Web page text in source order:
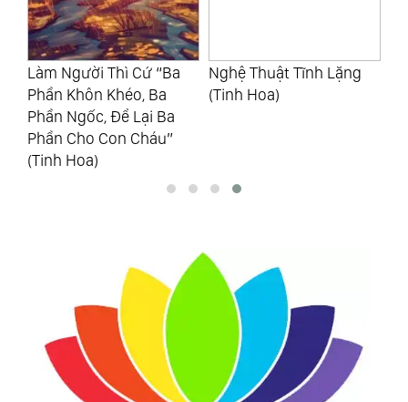
Làm Người Thì Cứ “Ba
Phần Khôn Khéo, Ba
Phần Ngốc, Để Lại Ba
Phần Cho Con Cháu”
(Tinh Hoa)
Nghệ Thuật Tĩnh Lặng
(Tinh Hoa)